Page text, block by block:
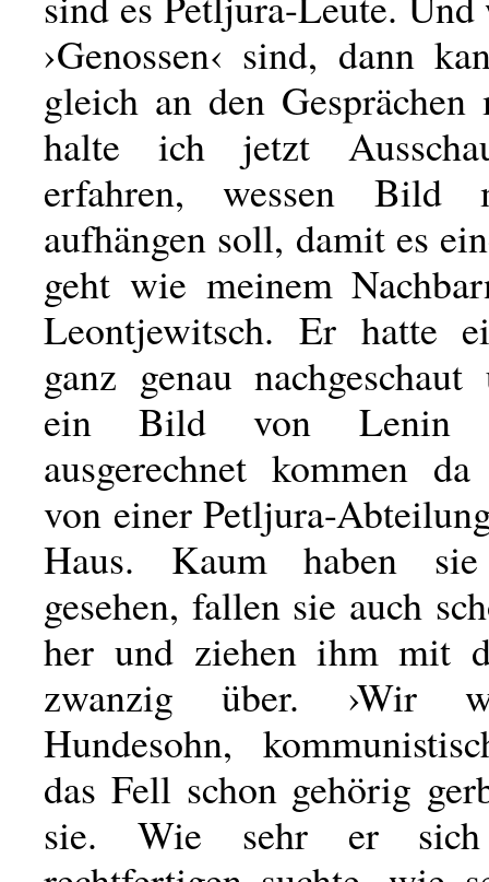
›Genossen‹ sind, dann
gleich an den Gesprächen
halte ich jetzt
erfahren, wessen Bild
aufhängen soll, damit es
geht wie meinem
Leontjewitsch. Er hatte
ganz genau
ein Bild von Lenin
ausgerechnet kommen
von einer Petljura-
Haus. Kaum haben
gesehen, fallen sie auch
her und ziehen ihm mit
zwanzig über. ›Wir
Hundesohn,
das Fell schon gehörig
sie. Wie sehr er